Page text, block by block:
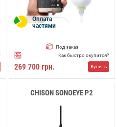
Оплата
частями
Под заказ
Как быстро окупится?
269 700 грн. Купить
CHISON SONOEYE P2